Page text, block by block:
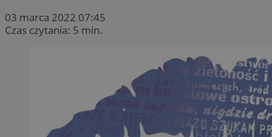
03 marca 2022 07:45
Czas czytania: 5 min.